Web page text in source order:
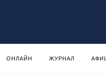
ОНЛАЙН ЖУРНАЛ